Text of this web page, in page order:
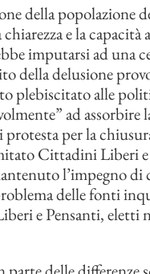
della popolazione
e la capacità
imputarsi ad una
della delusione
plebiscitato alle
ad assorbire
per la
Cittadini Liberi e
l’impegno di
delle fonti
e Pensanti, eletti